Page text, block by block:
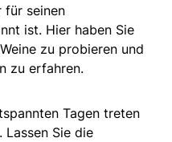
für seinen
ist. Hier haben Sie
zu probieren und
zu erfahren.
Tagen treten
Lassen Sie die